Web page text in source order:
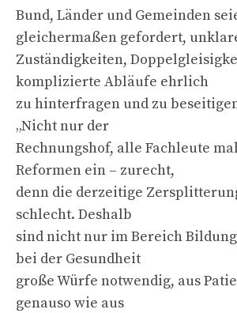
Bund, Länder und Gemeinden
gleichermaßen gefordert,
Zuständigkeiten,
komplizierte Abläufe ehrlich
zu hinterfragen und zu
„Nicht nur der
Rechnungshof, alle Fachleute
Reformen ein – zurecht,
denn die derzeitige
schlecht. Deshalb
sind nicht nur im Bereich
bei der Gesundheit
große Würfe notwendig, aus
genauso wie aus